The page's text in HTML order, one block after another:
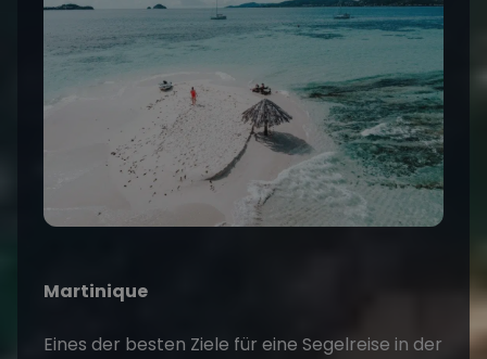
Martinique
Eines der besten Ziele für eine Segelreise in der